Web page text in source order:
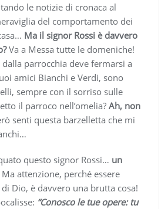
le notizie di cronaca al
del comportamento dei
Ma il signor Rossi è davvero
Va a Messa tutte le domeniche!
dalla parrocchia deve fermarsi a
amici Bianchi e Verdi, sono
sempre con il sorriso sulle
il parroco nell’omelia? Ah, non
senti questa barzelletta che mi
questo signor Rossi… un
Ma attenzione, perché essere
Dio, è davvero una brutta cosa!
“Conosco le tue opere: tu